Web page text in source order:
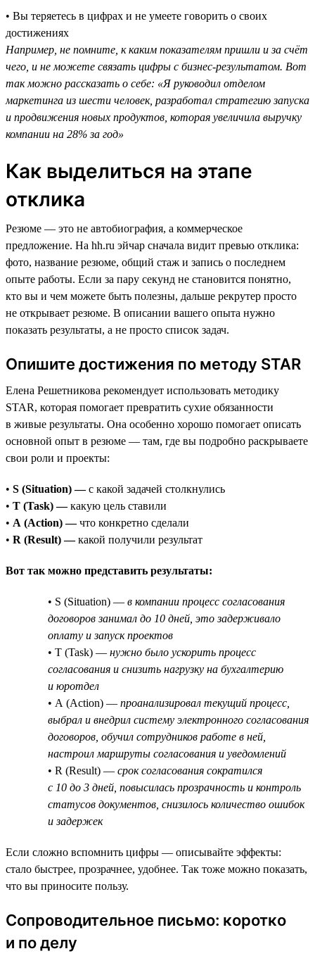
• Вы теряетесь в цифрах и не умеете говорить о своих
достижениях
Например, не помните, к каким показателям пришли и за счёт
чего, и не можете связать цифры с бизнес-результатом. Вот
так можно рассказать о себе: «Я руководил отделом
маркетинга из шести человек, разработал стратегию запуска
и продвижения новых продуктов, которая увеличила выручку
компании на 28% за год»
Как выделиться на этапе
отклика
Резюме — это не автобиография, а коммерческое
предложение. На hh.ru эйчар сначала видит превью отклика:
фото, название резюме, общий стаж и запись о последнем
опыте работы. Если за пару секунд не становится понятно,
кто вы и чем можете быть полезны, дальше рекрутер просто
не открывает резюме. В описании вашего опыта нужно
показать результаты, а не просто список задач.
Опишите достижения по методу STAR
Елена Решетникова рекомендует использовать методику
STAR, которая помогает превратить сухие обязанности
в живые результаты. Она особенно хорошо помогает описать
основной опыт в резюме — там, где вы подробно раскрываете
свои роли и проекты:
• S (Situation) —с какой задачей столкнулись
• T (Task) —какую цель ставили
• A (Action) —что конкретно сделали
• R (Result) —какой получили результат
Вот так можно представить результаты:
• S (Situation) — в компании процесс согласования
договоров занимал до 10 дней, это задерживало
оплату и запуск проектов
• T (Task) — нужно было ускорить процесс
согласования и снизить нагрузку на бухгалтерию
и юротдел
• A (Action) — проанализировал текущий процесс,
выбрал и внедрил систему электронного согласования
договоров, обучил сотрудников работе в ней,
настроил маршруты согласования и уведомлений
• R (Result) — срок согласования сократился
с 10 до 3 дней, повысилась прозрачность и контроль
статусов документов, снизилось количество ошибок
и задержек
Если сложно вспомнить цифры — описывайте эффекты:
стало быстрее, прозрачнее, удобнее. Так тоже можно показать,
что вы приносите пользу.
Сопроводительное письмо: коротко
и по делу